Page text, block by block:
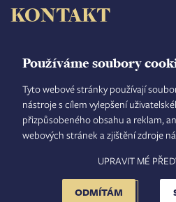
Používáme soubory
Tyto webové stránky používají
nástroje s cílem vylepšení
přizpůsobeného obsahu a reklam,
webových stránek a zjištění zdroje
ODMÍTÁM
UPRAVIT MÉ
KONTAKT
Velké náměstí 35/44
500 03 Hradec Králové
tel.: +420 495 063 611
IČO: 00 44 51 34
DIČ: CZ 00 44 51 34
Číslo účtu: 1006010044/5500
FOOTER
TISKOVÝ MLUVČÍ INTRANET